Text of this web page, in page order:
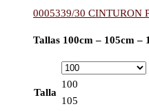
0005339/30 CINTURON
Tallas 100cm – 105cm –
Talla
100
105